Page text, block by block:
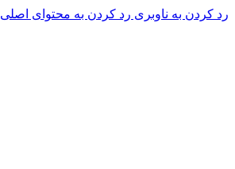
رد کردن به ناوبری رد کردن به محتوای اصلی